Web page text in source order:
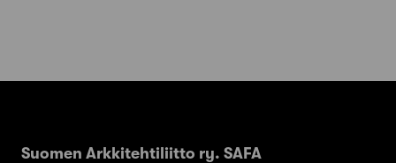
Suomen Arkkitehtiliitto ry. SAFA